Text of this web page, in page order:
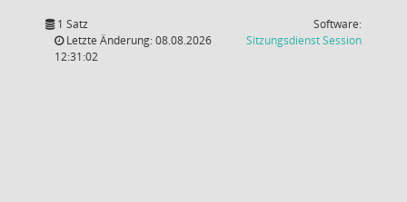
1 Satz
Letzte Änderung: 08.08.2026
12:31:02
Software:
SitzungsdienstSession(Wird in